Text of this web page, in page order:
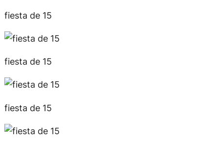
fiesta de 15
fiesta de 15
fiesta de 15